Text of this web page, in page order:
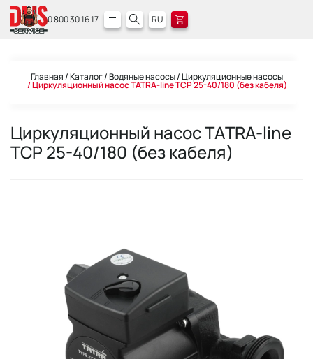
0 800 30 16 17 RU
Главная Каталог Водяные насосы Циркуляционные насосы
Циркуляционный насос TATRA-line TCP 25-40/180 (без кабеля)
Циркуляционный насос TATRA-line
TCP 25-40/180 (без кабеля)